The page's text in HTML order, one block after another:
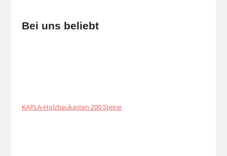
Bei uns beliebt
KAPLA-Holzbaukasten 200 Steine